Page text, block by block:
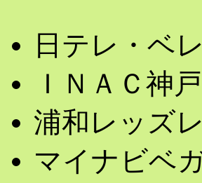
日テレ・ベ
ＩＮＡＣ神
浦和レッズ
マイナビベ